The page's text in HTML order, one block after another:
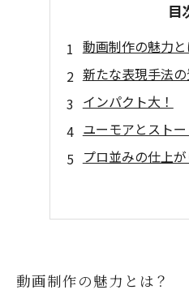
目
動画制作の魅力と
新たな表現手法
インパクト大！
ユーモアとスト
プロ並みの仕上
動画制作の魅力とは？